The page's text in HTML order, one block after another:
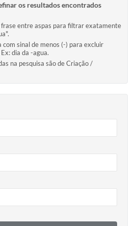
os resultados encontrados
entre aspas para filtrar exatamente
com sinal de menos (-) para excluir
dia da -agua.
na pesquisa são de Criação /